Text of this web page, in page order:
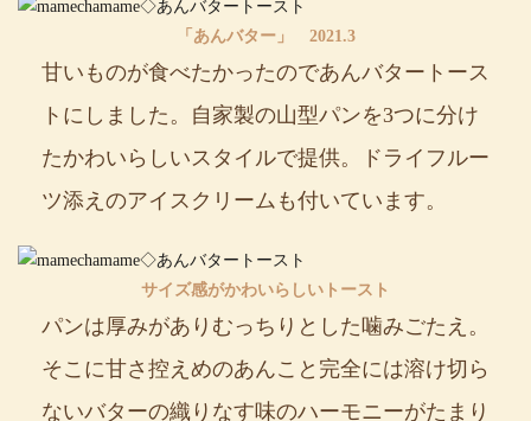
「あんバター」 2021.3
甘いものが食べたかったのであんバタートース
トにしました。自家製の山型パンを3つに分け
たかわいらしいスタイルで提供。ドライフルー
ツ添えのアイスクリームも付いています。
サイズ感がかわいらしいトースト
パンは厚みがありむっちりとした噛みごたえ。
そこに甘さ控えめのあんこと完全には溶け切ら
ないバターの織りなす味のハーモニーがたまり